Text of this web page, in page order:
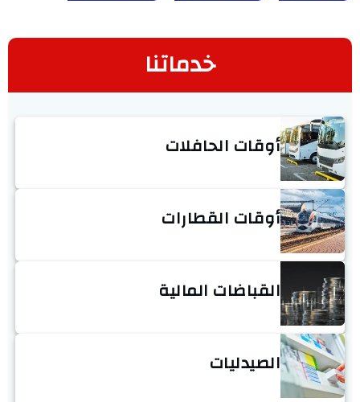
خدماتنا
أوقات الحافلات
أوقات القطارات
القباضات المالية
الصيدليات